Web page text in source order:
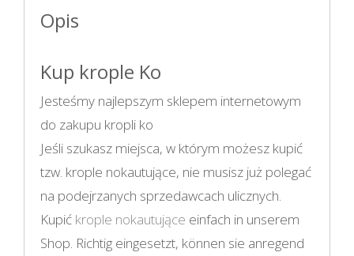
Opis
Kup krople Ko
Jesteśmy najlepszym sklepem internetowym
do zakupu kropli ko
Jeśli szukasz miejsca, w którym możesz kupić
tzw. krople nokautujące, nie musisz już polegać
na podejrzanych sprzedawcach ulicznych.
Kupić krople nokautujące einfach in unserem
Shop. Richtig eingesetzt, können sie anregend